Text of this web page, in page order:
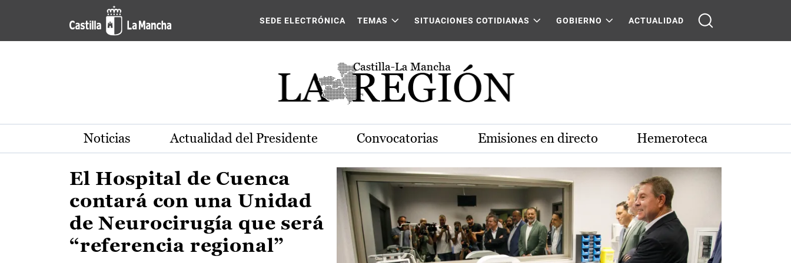
Pasar al contenido principal
Actualidad de la región de Castilla-La Mancha
SEDE ELECTRÓNICA TEMAS SITUACIONES COTIDIANAS GOBIERNO ACTUALIDAD
Noticias Actualidad del Presidente Convocatorias Emisiones en directo Hemeroteca
El Hospital de Cuenca
contará con una Unidad
de Neurocirugía que será
“referencia regional”